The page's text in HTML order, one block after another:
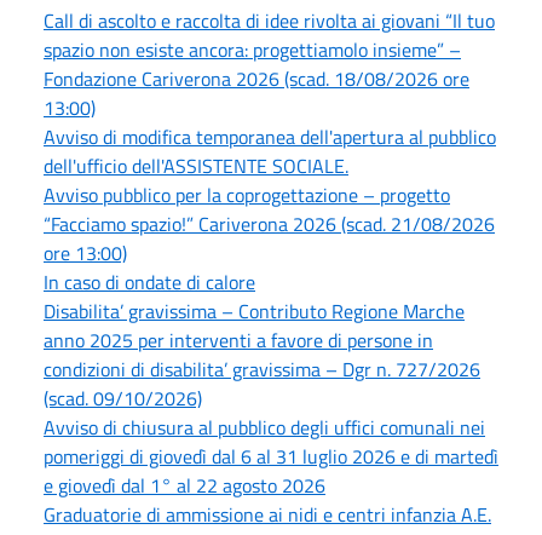
Call di ascolto e raccolta di idee rivolta ai giovani “Il tuo
spazio non esiste ancora: progettiamolo insieme” –
Fondazione Cariverona 2026 (scad. 18/08/2026 ore
13:00)
Avviso di modifica temporanea dell'apertura al pubblico
dell'ufficio dell'ASSISTENTE SOCIALE.
Avviso pubblico per la coprogettazione – progetto
“Facciamo spazio!” Cariverona 2026 (scad. 21/08/2026
ore 13:00)
In caso di ondate di calore
Disabilita’ gravissima – Contributo Regione Marche
anno 2025 per interventi a favore di persone in
condizioni di disabilita’ gravissima – Dgr n. 727/2026
(scad. 09/10/2026)
Avviso di chiusura al pubblico degli uffici comunali nei
pomeriggi di giovedì dal 6 al 31 luglio 2026 e di martedì
e giovedì dal 1° al 22 agosto 2026
Graduatorie di ammissione ai nidi e centri infanzia A.E.